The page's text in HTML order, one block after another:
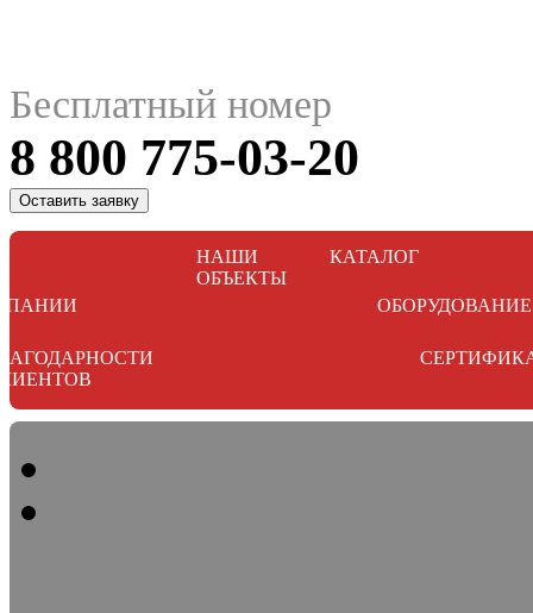
Бесплатный номер
8 800 775-03-20
Оставить заявку
НАШИ
ОБЪЕКТЫ
КАТАЛОГ
ОБОРУДОВАНИЕ